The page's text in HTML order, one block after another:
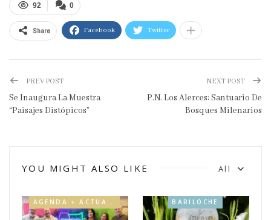
0
92
Share Facebook Twitter
PREV POST
Se Inaugura La Muestra
“Paisajes Distópicos”
NEXT POST
P.N. Los Alerces: Santuario De
Bosques Milenarios
All
YOU MIGHT ALSO LIKE
AGENDA + ACTUALIDAD BARILOCHE